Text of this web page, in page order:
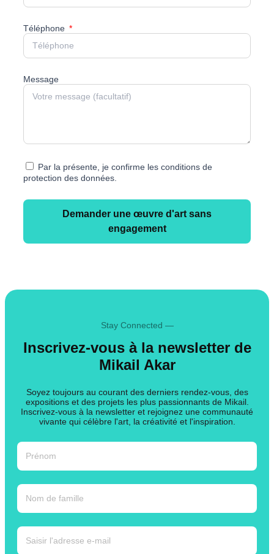
Téléphone
Message
Par la présente, je confirme les conditions de
protection des données.
Demander une œuvre d'art sans
engagement
Stay Connected —
Inscrivez-vous à la newsletter de
Mikail Akar
Soyez toujours au courant des derniers rendez-vous, des
expositions et des projets les plus passionnants de Mikail.
Inscrivez-vous à la newsletter et rejoignez une communauté
vivante qui célèbre l'art, la créativité et l'inspiration.